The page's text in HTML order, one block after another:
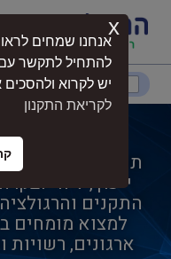
דרום המרכז
תהליך הנגשת
ייעוץ, ליווי
התקנים
למצוא מומחים
ארגונים,חקלאות
אנחנו שמחים
להתחיל לתקשר עם
יש לקרוא
לקריאת התקנון
x